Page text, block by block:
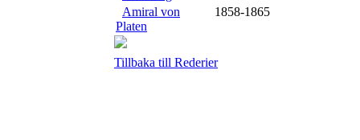
Amiral von
Platen
1858-1865
Tillbaka till Rederier